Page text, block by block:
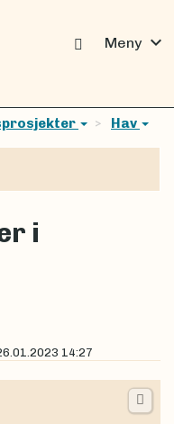
Meny expand_more
Hav
i
14:27